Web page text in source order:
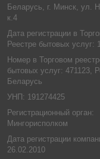
Беларусь, г. Минск, ул.
к.4
Дата регистрации в
Реестре бытовых услуг:
Номер в Торговом
бытовых услуг: 471123,
Беларусь
УНП: 191274425
Регистрационный орган:
Мингорисполком
Дата регистрации
26.02.2010